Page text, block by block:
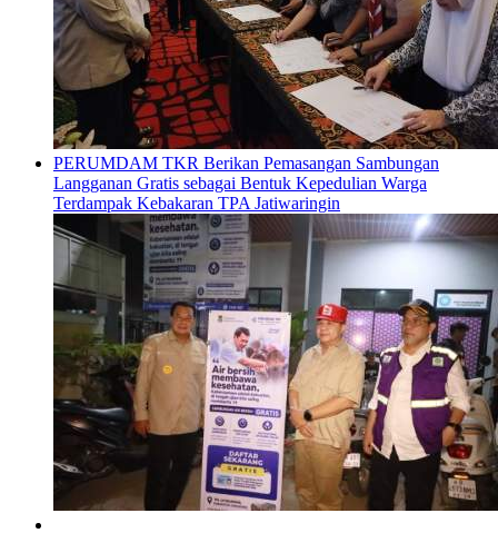
PERUMDAM TKR Berikan Pemasangan Sambungan
Langganan Gratis sebagai Bentuk Kepedulian Warga
Terdampak Kebakaran TPA Jatiwaringin